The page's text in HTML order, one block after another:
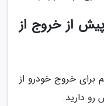
پیش از خروج از
برای خروج خودرو از
رو دارید.